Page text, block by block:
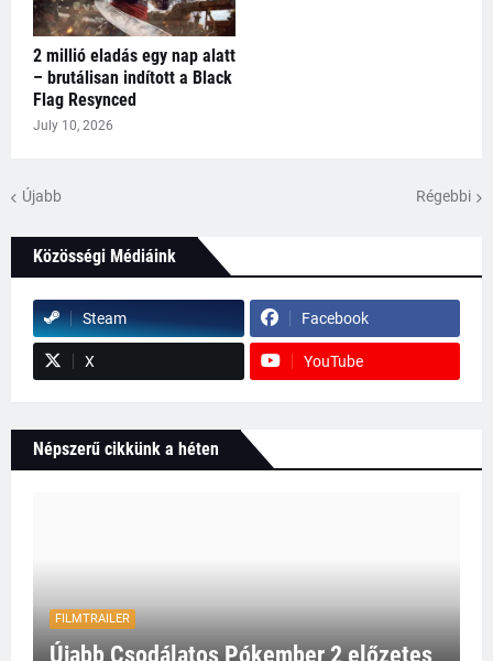
2 millió eladás egy nap alatt
– brutálisan indított a Black
Flag Resynced
July 10, 2026
Újabb Régebbi
Közösségi Médiáink
Steam Facebook
X YouTube
Népszerű cikkünk a héten
FILMTRAILER
Újabb Csodálatos Pókember 2 előzetes